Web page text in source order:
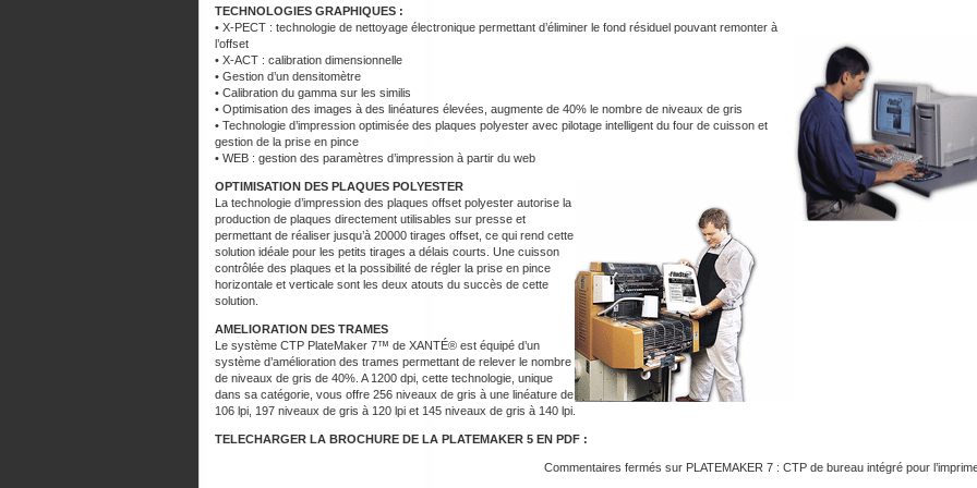
TECHNOLOGIES GRAPHIQUES :
• X-PECT : technologie de nettoyage électronique permettant d’éliminer le fond résiduel pouvant remonter à
l’offset
• X-ACT : calibration dimensionnelle
• Gestion d’un densitomètre
• Calibration du gamma sur les similis
• Optimisation des images à des linéatures élevées, augmente de 40% le nombre de niveaux de gris
• Technologie d’impression optimisée des plaques polyester avec pilotage intelligent du four de cuisson et
gestion de la prise en pince
• WEB : gestion des paramètres d’impression à partir du web
OPTIMISATION DES PLAQUES POLYESTER
La technologie d’impression des plaques offset polyester autorise la
production de plaques directement utilisables sur presse et
permettant de réaliser jusqu’à 20000 tirages offset, ce qui rend cette
solution idéale pour les petits tirages a délais courts. Une cuisson
contrôlée des plaques et la possibilité de régler la prise en pince
horizontale et verticale sont les deux atouts du succès de cette
solution.
AMELIORATION DES TRAMES
Le système CTP PlateMaker 7™ de XANTÉ® est équipé d’un
système d’amélioration des trames permettant de relever le nombre
de niveaux de gris de 40%. A 1200 dpi, cette technologie, unique
dans sa catégorie, vous offre 256 niveaux de gris à une linéature de
106 lpi, 197 niveaux de gris à 120 lpi et 145 niveaux de gris à 140 lpi.
TELECHARGER LA BROCHURE DE LA PLATEMAKER 5 EN PDF :
Commentaires fermés sur PLATEMAKER 7 : CTP de bureau intégré pour